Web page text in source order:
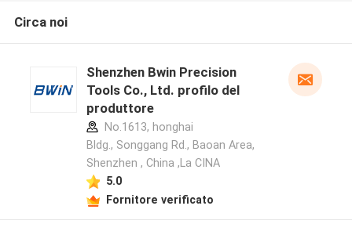
Circa noi
Shenzhen Bwin Precision
Tools Co., Ltd. profilo del
produttore
No.1613, honghai
Bldg., Songgang Rd., Baoan Area,
Shenzhen , China ,La CINA
5.0
Fornitore verificato